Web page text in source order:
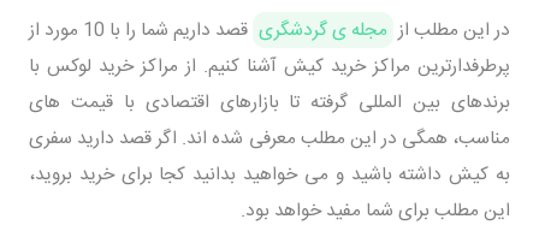
در این مطلب از مجله ی گردشگری
قصد داریم شما را با 10 مورد از
پرطرفدارترین مراکز خرید کیش آشنا کنیم. از مراکز خرید لوکس با
برندهای بین المللی گرفته تا بازارهای اقتصادی با قیمت های
مناسب، همگی در این مطلب معرفی شده اند. اگر قصد دارید سفری
به کیش داشته باشید و می خواهید بدانید کجا برای خرید بروید،
این مطلب برای شما مفید خواهد بود.